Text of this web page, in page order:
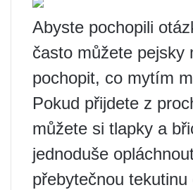
Abyste pochopili
často můžete pejsky
pochopit, co mytím
Pokud přijdete z
můžete si tlapky a
jednoduše
přebytečnou tekutinu